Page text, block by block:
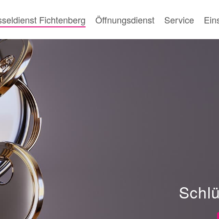
Fichtenberg Öffnungsdienst Service
momentan Krankheits bedingt und Personal bedingt
Uhr und Samstags und Feiertags von 09:00 - 22:00